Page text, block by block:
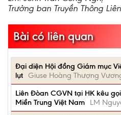
Trưởng ban Truyền Thông
Bài có liên quan
Đại diện Hội đồng Giám mục
lụt Giuse Hoàng Thượng
Liên Đòan CGVN tại HK kêu
Miền Trung Việt Nam
LM